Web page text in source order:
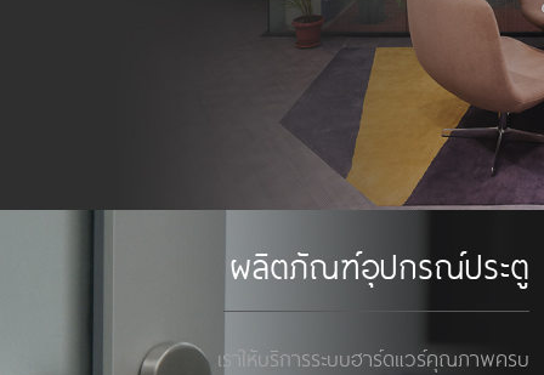
ผลิตภัณฑ์อุปกรณ์ประตู
เราให้บริการระบบฮาร์ดแวร์คุณภาพครบ